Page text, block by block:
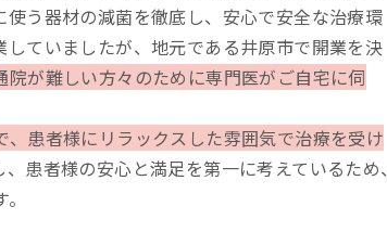
う器材の減菌を徹底し、安心で安全な治療環
ていましたが、地元である井原市で開業を決
院が難しい方々のために専門医がご自宅に伺
患者様にリラックスした雰囲気で治療を受け
患者様の安心と満足を第一に考えているため、